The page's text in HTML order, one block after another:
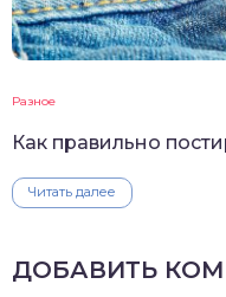
Разное
Как правильно
Читать далее
ДОБАВИТЬ